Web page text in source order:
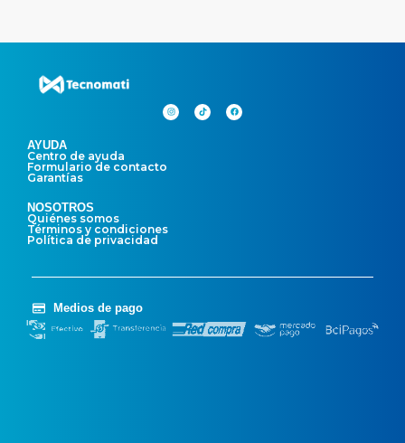
AYUDA
Centro de ayuda
Formulario de contacto
Garantías
NOSOTROS
Quiénes somos
Términos y condiciones
Política de privacidad
Medios de pago